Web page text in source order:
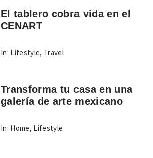
El tablero cobra vida en el
CENART
In: Lifestyle, Travel
Transforma tu casa en una
galería de arte mexicano
In: Home, Lifestyle